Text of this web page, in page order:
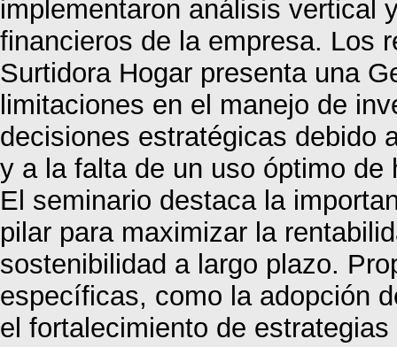
implementaron análisis vertical
financieros de la empresa. Los
Surtidora Hogar presenta una
limitaciones en el manejo de
decisiones estratégicas debido
y a la falta de un uso óptimo
El seminario destaca la
pilar para maximizar la
sostenibilidad a largo plazo.
específicas, como la adopción
el fortalecimiento de